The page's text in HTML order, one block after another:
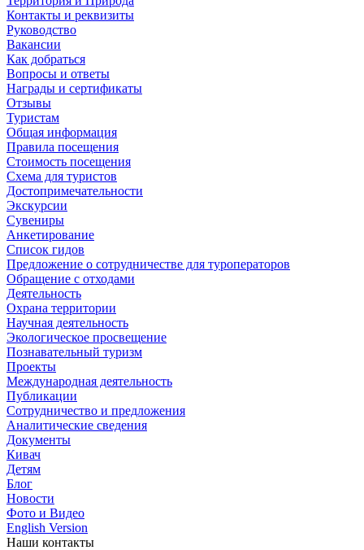
Контакты и реквизиты
Руководство
Вакансии
Как добраться
Вопросы и ответы
Награды и сертификаты
Отзывы
Туристам
Общая информация
Правила посещения
Стоимость посещения
Схема для туристов
Достопримечательности
Экскурсии
Сувениры
Анкетирование
Список гидов
Предложение о сотрудничестве для туроператоров
Обращение с отходами
Деятельность
Охрана территории
Научная деятельность
Экологическое просвещение
Познавательный туризм
Проекты
Международная деятельность
Публикации
Сотрудничество и предложения
Аналитические сведения
Документы
Кивач
Детям
Блог
Новости
Фото и Видео
English Version
Наши контакты